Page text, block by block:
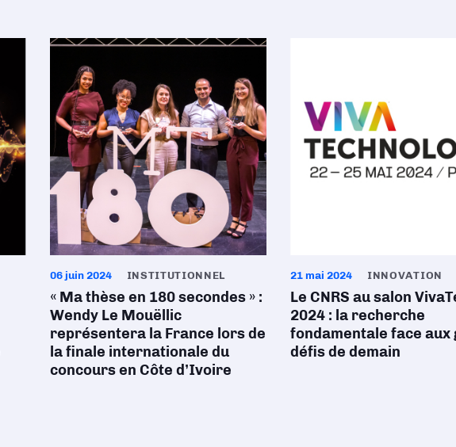
06 juin 2024 INSTITUTIONNEL
« Ma thèse en 180 secondes » :
Wendy Le Mouëllic
représentera la France lors de
la finale internationale du
concours en Côte d’Ivoire
21 mai 2024 INNOVATION
Le CNRS au salon
2024 : la recherche
fondamentale face aux
défis de demain